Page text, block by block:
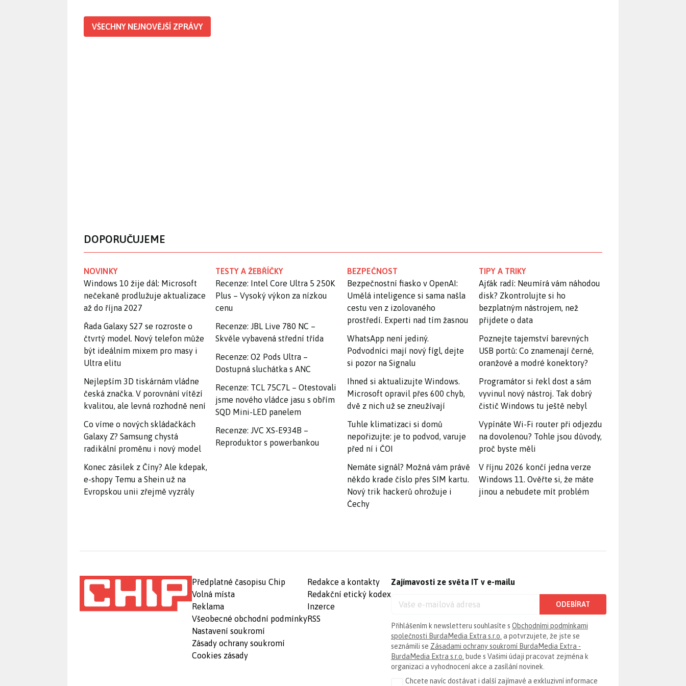
VŠECHNY NEJNOVĚJŠÍ ZPRÁVY
DOPORUČUJEME
NOVINKY
Windows 10 žije dál: Microsoft
nečekaně prodlužuje aktualizace
až do října 2027
Řada Galaxy S27 se rozroste o
čtvrtý model. Nový telefon může
být ideálním mixem pro masy i
Ultra elitu
Nejlepším 3D tiskárnám vládne
česká značka. V porovnání vítězí
kvalitou, ale levná rozhodně není
Co víme o nových skládačkách
Galaxy Z? Samsung chystá
radikální proměnu i nový model
Konec zásilek z Číny? Ale kdepak,
e-shopy Temu a Shein už na
Evropskou unii zřejmě vyzrály
TESTY A ŽEBŘÍČKY
Recenze: Intel Core Ultra 5 250K
Plus – Vysoký výkon za nízkou
cenu
Recenze: JBL Live 780 NC –
Skvěle vybavená střední třída
Recenze: O2 Pods Ultra –
Dostupná sluchátka s ANC
Recenze: TCL 75C7L – Otestovali
jsme nového vládce jasu s obřím
SQD Mini-LED panelem
Recenze: JVC XS-E934B –
Reproduktor s powerbankou
BEZPEČNOST
Bezpečnostní fiasko v OpenAI:
Umělá inteligence si sama našla
cestu ven z izolovaného
prostředí. Experti nad tím žasnou
WhatsApp není jediný.
Podvodníci mají nový fígl, dejte
si pozor na Signalu
Ihned si aktualizujte Windows.
Microsoft opravil přes 600 chyb,
dvě z nich už se zneužívají
Tuhle klimatizaci si domů
nepořizujte: je to podvod, varuje
před ní i ČOI
Nemáte signál? Možná vám právě
někdo krade číslo přes SIM kartu.
Nový trik hackerů ohrožuje i
Čechy
TIPY A TRIKY
Ajťák radí: Neumírá vám náhodou
disk? Zkontrolujte si ho
bezplatným nástrojem, než
přijdete o data
Poznejte tajemství barevných
USB portů: Co znamenají černé,
oranžové a modré konektory?
Programátor si řekl dost a sám
vyvinul nový nástroj. Tak dobrý
čistič Windows tu ještě nebyl
Vypínáte Wi-Fi router při odjezdu
na dovolenou? Tohle jsou důvody,
proč byste měli
V říjnu 2026 končí jedna verze
Windows 11. Ověřte si, že máte
jinou a nebudete mít problém
Předplatné časopisu Chip
Volná místa
Reklama
Všeobecné obchodní podmínky
Nastavení soukromí
Zásady ochrany soukromí
Cookies zásady
Redakce a kontakty
Redakční etický kodex
Inzerce
RSS
Zajímavosti ze světa IT v e-mailu
ODEBÍRAT
Přihlášením k newsletteru souhlasíte s Obchodními podmínkami
společnosti BurdaMedia Extra s.r.o. a potvrzujete, že jste se
seznámili se Zásadami ochrany soukromí BurdaMedia Extra -
BurdaMedia Extra s.r.o. bude s Vašimi údaji pracovat zejména k
organizaci a vyhodnocení akce a zasílání novinek.
Chcete navíc dostávat i další zajímavé a exkluzivní informace